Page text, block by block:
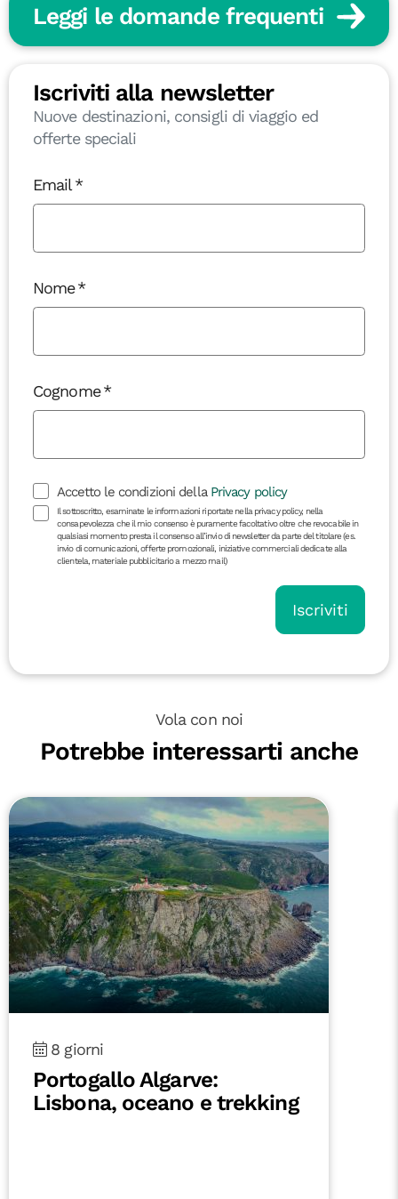
Leggi le domande frequenti
Iscriviti alla newsletter
Nuove destinazioni, consigli di viaggio ed
offerte speciali
Email
Nome
Cognome
Accetto le condizioni della Privacy policy
Il sottoscritto, esaminate le informazioni riportate nella privacy policy, nella
consapevolezza che il mio consenso è puramente facoltativo oltre che revocabile in
qualsiasi momento presta il consenso all’invio di newsletter da parte del titolare (es.
invio di comunicazioni, offerte promozionali, iniziative commerciali dedicate alla
clientela, materiale pubblicitario a mezzo mail)
Iscriviti
Vola con noi
Potrebbe interessarti anche
8 giorni
Portogallo Algarve:
Lisbona, oceano e trekking